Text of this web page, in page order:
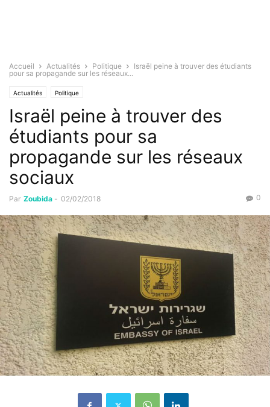
Accueil Actualités Politique
Israël peine à trouver des étudiants
pour sa propagande sur les réseaux...
Actualités Politique
Israël peine à trouver des
étudiants pour sa
propagande sur les réseaux
sociaux
Par Zoubida - 02/02/2018 0